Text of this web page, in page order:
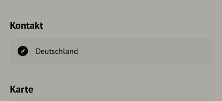
empfohlen (2)
Bearbeiter:
Kontakt
Deutschland
Karte